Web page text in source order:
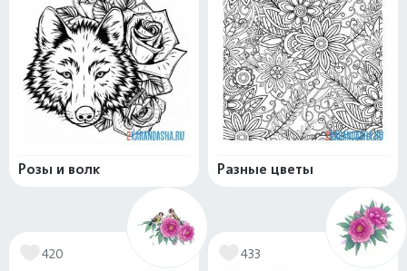
Розы и волк Разные цветы
420 433